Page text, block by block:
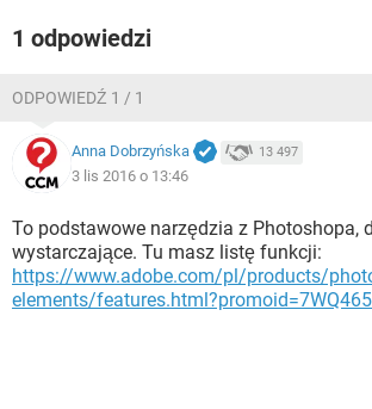
1 odpowiedzi
ODPOWIEDŹ 1 / 1
Anna Dobrzyńska 13 497
3 lis 2016 o 13:46
To podstawowe narzędzia z Photoshopa,
wystarczające. Tu masz listę funkcji:
https://www.adobe.com/pl/products/
elements/